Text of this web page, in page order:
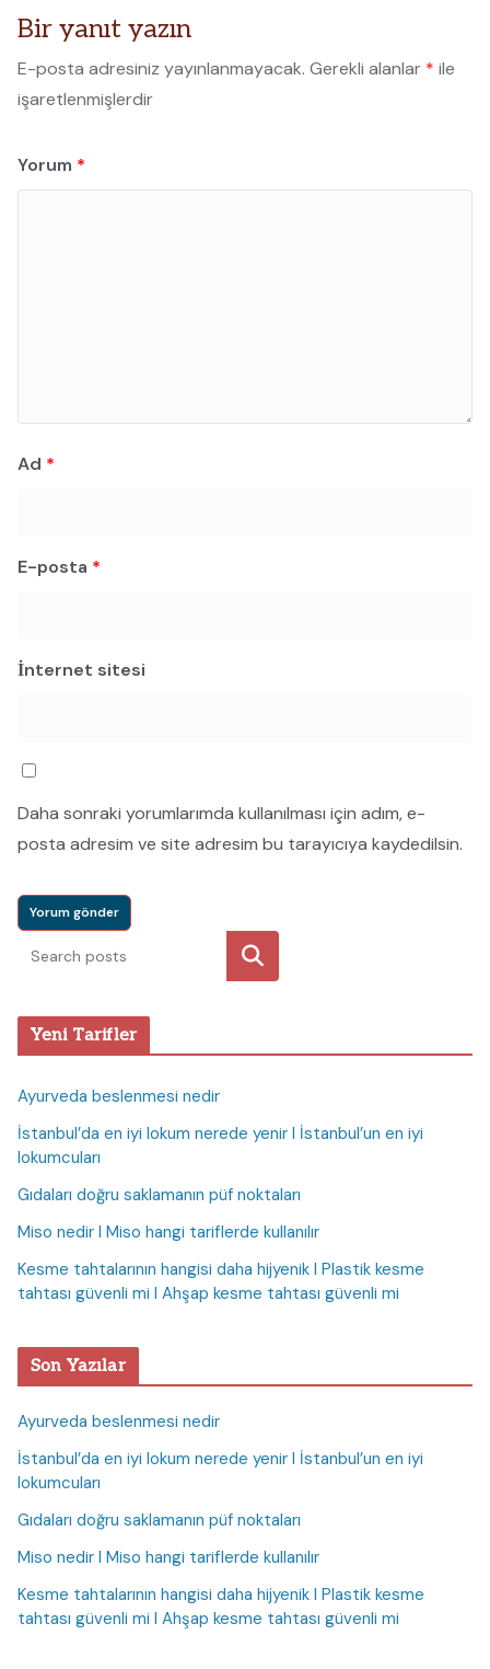
Bir yanıt yazın
E-posta adresiniz yayınlanmayacak. Gerekli alanlar * ile
işaretlenmişlerdir
Yorum *
Ad *
E-posta *
İnternet sitesi
Daha sonraki yorumlarımda kullanılması için adım, e-
posta adresim ve site adresim bu tarayıcıya kaydedilsin.
Ara
Yeni Tarifler
Ayurveda beslenmesi nedir
İstanbul’da en iyi lokum nerede yenir I İstanbul’un en iyi
lokumcuları
Gıdaları doğru saklamanın püf noktaları
Miso nedir I Miso hangi tariflerde kullanılır
Kesme tahtalarının hangisi daha hijyenik I Plastik kesme
tahtası güvenli mi I Ahşap kesme tahtası güvenli mi
Son Yazılar
Ayurveda beslenmesi nedir
İstanbul’da en iyi lokum nerede yenir I İstanbul’un en iyi
lokumcuları
Gıdaları doğru saklamanın püf noktaları
Miso nedir I Miso hangi tariflerde kullanılır
Kesme tahtalarının hangisi daha hijyenik I Plastik kesme
tahtası güvenli mi I Ahşap kesme tahtası güvenli mi